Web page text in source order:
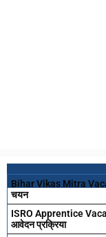
Bihar Vikas Mitra
चयन
ISRO Apprentice
आवेदन प्रक्रिया